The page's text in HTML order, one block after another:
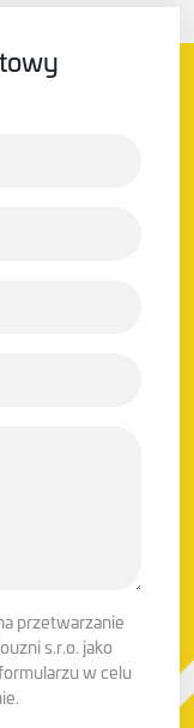
przetwarzanie
s.r.o. jako
w celu